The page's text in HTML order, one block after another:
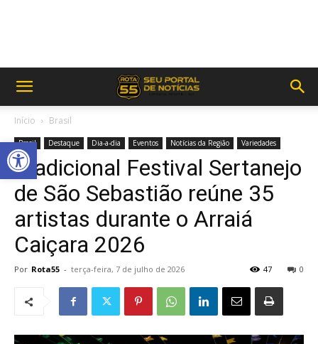
Abrir a barra de ferramentas
Início Brasil
Brasil Destaque Dia-a-dia Eventos Notícias da Região Variedades
Tradicional Festival Sertanejo
de São Sebastião reúne 35
artistas durante o Arraiá
Caiçara 2026
Por Rota55 - terça-feira, 7 de julho de 2026 0
47